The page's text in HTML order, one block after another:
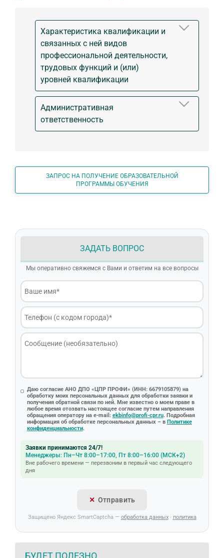
Характеристика квалификации и
связанных с ней видов
профессиональной деятельности,
трудовых функций и (или)
уровней квалификации
Административная
ответственность
ЗАПРОС НА ПОЛУЧЕНИЕ ОБРАЗОВАТЕЛЬНОЙ
ПРОГРАММЫ ОБУЧЕНИЯ
ЗАДАТЬ ВОПРОС
Мы оперативно свяжемся с Вами и ответим на все вопросы
Даю согласие АНО ДПО «ЦПР ПРОФИ» (ИНН: 6679105879) на
обработку моих персональных данных для обработки заявки и
получения обратной связи по ней. Мне известно о моем праве в
любое время отозвать настоящее согласие путем направления
обращения оператору на e-mail: ekbinfo@profi-cpr.ru. Подробная
информация об обработке персональных данных – в Политике
конфиденциальности.
Заявки принимаются 24/7!
Менеджеры: Пн–Чт 8:00–17:00, Пт 8:00–16:00 (МСК+2)
Вне рабочего времени — перезвоним в первый час следующего
дня
Отправить
Защищено Яндекс SmartCaptcha — обработка данных· политика
БУДЕТ ПОЛЕЗНО